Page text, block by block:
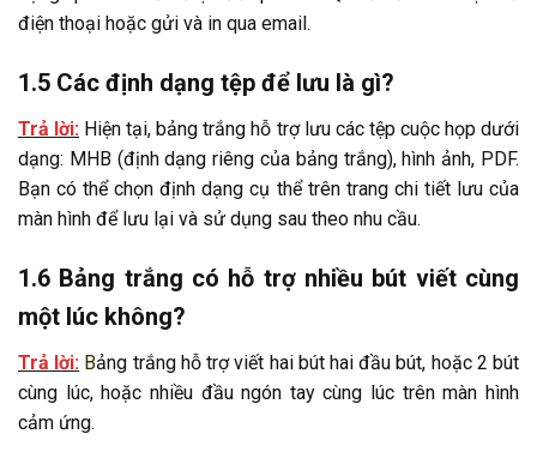
điện thoại hoặc gửi và in qua email.
1.5 Các định dạng tệp để lưu là gì?
Trả lời: Hiện tại, bảng trắng hỗ trợ lưu các tệp cuộc họp dưới
dạng: MHB (định dạng riêng của bảng trắng), hình ảnh, PDF.
Bạn có thể chọn định dạng cụ thể trên trang chi tiết lưu của
màn hình để lưu lại và sử dụng sau theo nhu cầu.
1.6 Bảng trắng có hỗ trợ nhiều bút viết cùng
một lúc không?
Trả lời: Bảng trắng hỗ trợ viết hai bút hai đầu bút, hoặc 2 bút
cùng lúc, hoặc nhiều đầu ngón tay cùng lúc trên màn hình
cảm ứng.